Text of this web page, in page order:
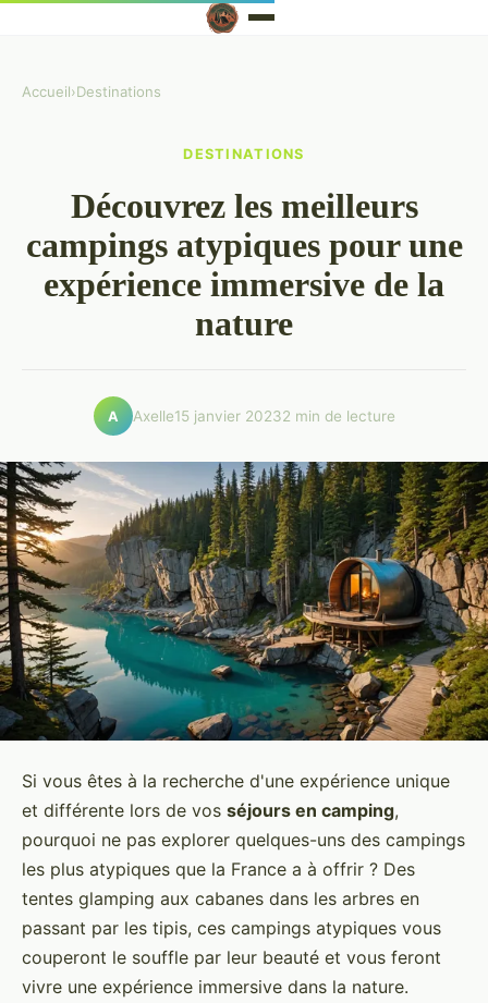
Accueil›Destinations
DESTINATIONS
Découvrez les meilleurs
campings atypiques pour une
expérience immersive de la
nature
A Axelle15 janvier 20232 min de lecture
Si vous êtes à la recherche d'une expérience unique
et différente lors de vos séjours en camping,
pourquoi ne pas explorer quelques-uns des campings
les plus atypiques que la France a à offrir ? Des
tentes glamping aux cabanes dans les arbres en
passant par les tipis, ces campings atypiques vous
couperont le souffle par leur beauté et vous feront
vivre une expérience immersive dans la nature.